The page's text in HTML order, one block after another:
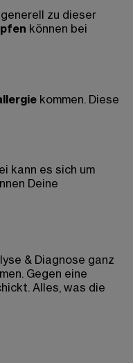
zu dieser
können bei
kommen. Diese
kann es sich um
Deine
& Diagnose ganz
Gegen eine
Alles, was die